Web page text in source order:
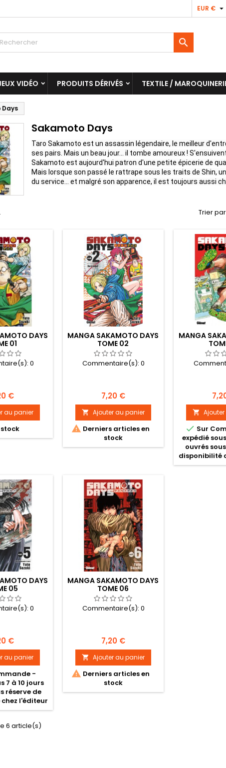
EUR € 

VIDÉO PRODUITS DÉRIVÉS TEXTILE /
Days
Sakamoto Days
Taro Sakamoto est un assassin légendaire, le meilleur
ses pairs. Mais un beau jour… il tombe amoureux !
Sakamoto est aujourd'hui patron d'une petite épicerie de
Mais lorsque son passé le rattrape sous les traits de Shin,
du service… et malgré son apparence, il est toujours aussi
Trier
DAYS
01
0
€
au panier
stock
MANGA SAKAMOTO DAYS
TOME 02
Commentaire(s):0
Prix
7,20 €
 Ajouter au panier
 Derniers articles en
stock
MANGA
Prix

 Sur
expédié
ouvrés
disponibilité
DAYS
05
0
€
au panier
-
7 à 10 jours
réserve de
l'éditeur
MANGA SAKAMOTO DAYS
TOME 06
Commentaire(s):0
Prix
7,20 €
 Ajouter au panier
 Derniers articles en
stock
6 article(s)